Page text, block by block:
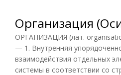
Организация
ОРГАНИЗАЦИЯ (лат.
— 1. Внутренняя
взаимодействия отдельных
системы в соответствии со